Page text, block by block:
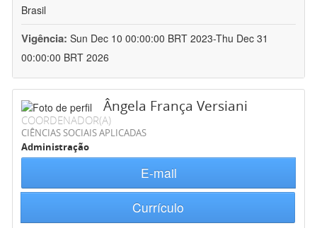
Brasil
Vigência: Sun Dec 10 00:00:00 BRT 2023-Thu Dec 31
00:00:00 BRT 2026
Ângela França Versiani
COORDENADOR(A)
CIÊNCIAS SOCIAIS APLICADAS
Administração
E-mail
Currículo